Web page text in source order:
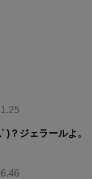
)？ジェラールよ。